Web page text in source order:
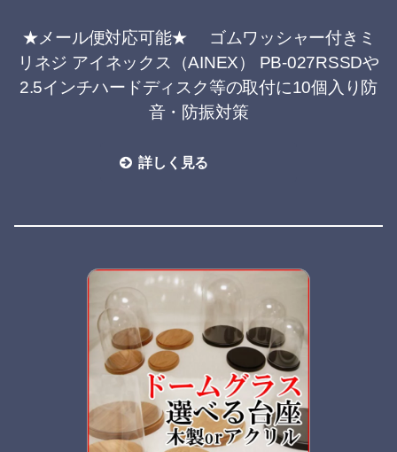
★メール便対応可能★ ゴムワッシャー付きミ
リネジ アイネックス（AINEX） PB-027RSSDや
2.5インチハードディスク等の取付に10個入り防
音・防振対策
詳しく見る